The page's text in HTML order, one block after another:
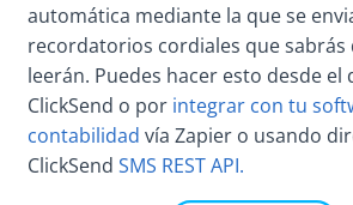
automática mediante la que se
recordatorios cordiales que sabrás
leerán. Puedes hacer esto desde el
ClickSend o por integrar con tu
contabilidad vía Zapier o usando
ClickSend SMS REST API.